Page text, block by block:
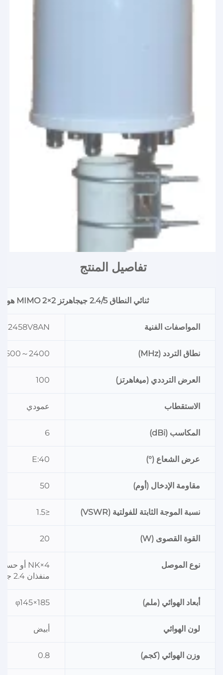
تفاصيل المنتج
ثنائي النطاق 2.4/5 جيجاهرتز 2×2 MIMO هوائي دائري الاتجاه
المواصفات الفنية 2458V8AN
نطاق التردد (MHz) 2400～2500
العرض الترددي (ميغاهرتز) 100
الاستقطاب عمودي
المكاسب (dBi) 6
عرض الشعاع (°) E:40
مقاومة الإدخال (أوم) 50
نسبة الموجة الثابتة للفولتية (VSWR) ≤1.5
القوة القصوى (W) 20
نوع الموصل
4×NK أو حسب المواصفة
منفذان 2.4 جيجاهرتز، ومنفذان 5 جيجاهرتز
أبعاد الهوائي (ملم) φ145×185
لون الهوائي أبيض
وزن الهوائي (كجم) 0.8